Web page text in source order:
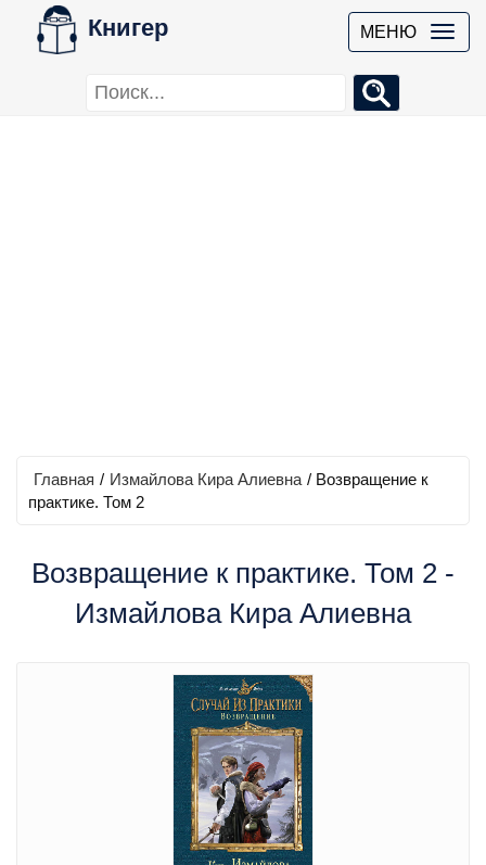
Книгер МЕНЮ
Главная / Измайлова Кира Алиевна / Возвращение к
практике. Том 2
Возвращение к практике. Том 2 -
Измайлова Кира Алиевна